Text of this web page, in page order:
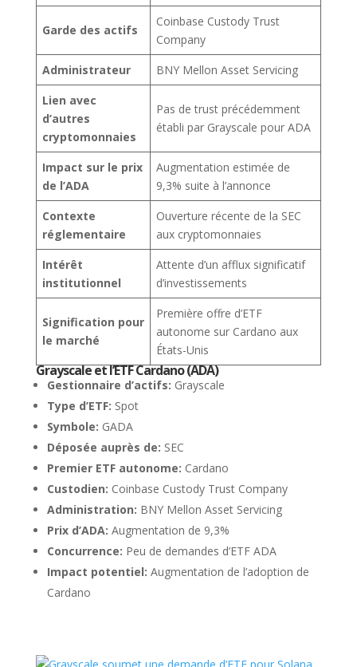
Garde des actifs
Coinbase Custody Trust
Company
Administrateur
BNY Mellon Asset Servicing
Lien avec
d’autres
cryptomonnaies
Pas de trust précédemment
établi par Grayscale pour ADA
Impact sur le prix
de l’ADA
Augmentation estimée de
9,3% suite à l’annonce
Contexte
réglementaire
Ouverture récente de la SEC
aux cryptomonnaies
Intérêt
institutionnel
Attente d’un afflux significatif
d’investissements
Signification pour
le marché
Première offre d’ETF
autonome sur Cardano aux
États-Unis
Grayscale et l’ETF Cardano (ADA)
Gestionnaire d’actifs: Grayscale
Type d’ETF: Spot
Symbole: GADA
Déposée auprès de: SEC
Premier ETF autonome: Cardano
Custodien: Coinbase Custody Trust Company
Administration: BNY Mellon Asset Servicing
Prix d’ADA: Augmentation de 9,3%
Concurrence: Peu de demandes d’ETF ADA
Impact potentiel: Augmentation de l’adoption de
Cardano